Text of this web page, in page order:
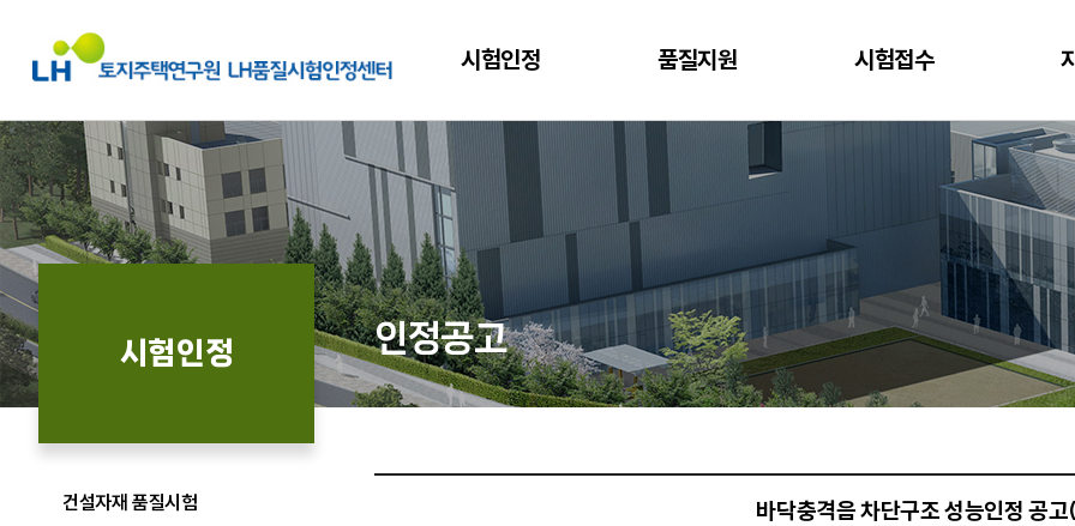
시험인정 품질지원 시험접수
시험인정
건설자재 품질시험
인정공고
바닥충격음 차단구조 성능인정 공